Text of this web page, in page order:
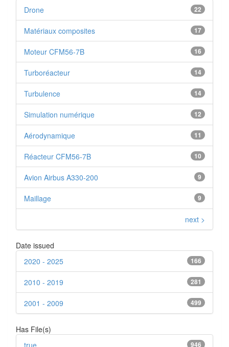
22
Drone
17
Matériaux composites
16
Moteur CFM56-7B
14
Turboréacteur
14
Turbulence
12
Simulation numérique
11
Aérodynamique
10
Réacteur CFM56-7B
9
Avion Airbus A330-200
9
Maillage
next >
Date issued
166
2020 - 2025
281
2010 - 2019
499
2001 - 2009
Has File(s)
946